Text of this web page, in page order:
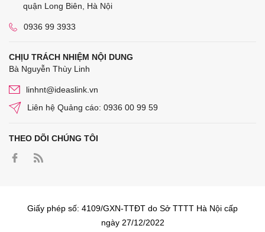
quận Long Biên, Hà Nội
0936 99 3933
CHỊU TRÁCH NHIỆM NỘI DUNG
Bà Nguyễn Thùy Linh
linhnt@ideaslink.vn
Liên hệ Quảng cáo: 0936 00 99 59
THEO DÕI CHÚNG TÔI
Giấy phép số: 4109/GXN-TTĐT do Sở TTTT Hà Nội cấp
ngày 27/12/2022